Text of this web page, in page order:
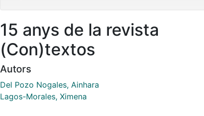
15 anys de la revista
(Con)textos
Autors
Del Pozo Nogales, Ainhara
Lagos-Morales, Ximena